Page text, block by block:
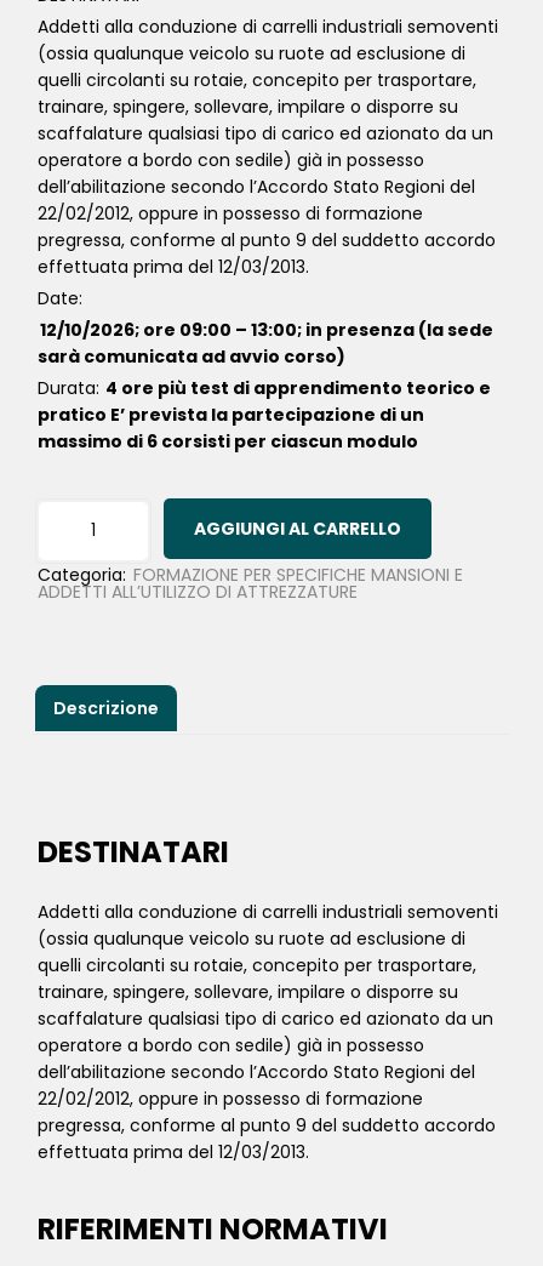
Addetti alla conduzione di carrelli industriali semoventi
(ossia qualunque veicolo su ruote ad esclusione di
quelli circolanti su rotaie, concepito per trasportare,
trainare, spingere, sollevare, impilare o disporre su
scaffalature qualsiasi tipo di carico ed azionato da un
operatore a bordo con sedile) già in possesso
dell’abilitazione secondo l’Accordo Stato Regioni del
22/02/2012, oppure in possesso di formazione
pregressa, conforme al punto 9 del suddetto accordo
effettuata prima del 12/03/2013.
Date:
12/10/2026; ore 09:00 – 13:00; in presenza (la sede
sarà comunicata ad avvio corso)
Durata: 4 ore più test di apprendimento teorico e
pratico E’ prevista la partecipazione di un
massimo di 6 corsisti per ciascun modulo
AGGIUNGI AL CARRELLO
Categoria: FORMAZIONE PER SPECIFICHE MANSIONI E
ADDETTI ALL’UTILIZZO DI ATTREZZATURE
Descrizione
DESTINATARI
Addetti alla conduzione di carrelli industriali semoventi
(ossia qualunque veicolo su ruote ad esclusione di
quelli circolanti su rotaie, concepito per trasportare,
trainare, spingere, sollevare, impilare o disporre su
scaffalature qualsiasi tipo di carico ed azionato da un
operatore a bordo con sedile) già in possesso
dell’abilitazione secondo l’Accordo Stato Regioni del
22/02/2012, oppure in possesso di formazione
pregressa, conforme al punto 9 del suddetto accordo
effettuata prima del 12/03/2013.
RIFERIMENTI NORMATIVI